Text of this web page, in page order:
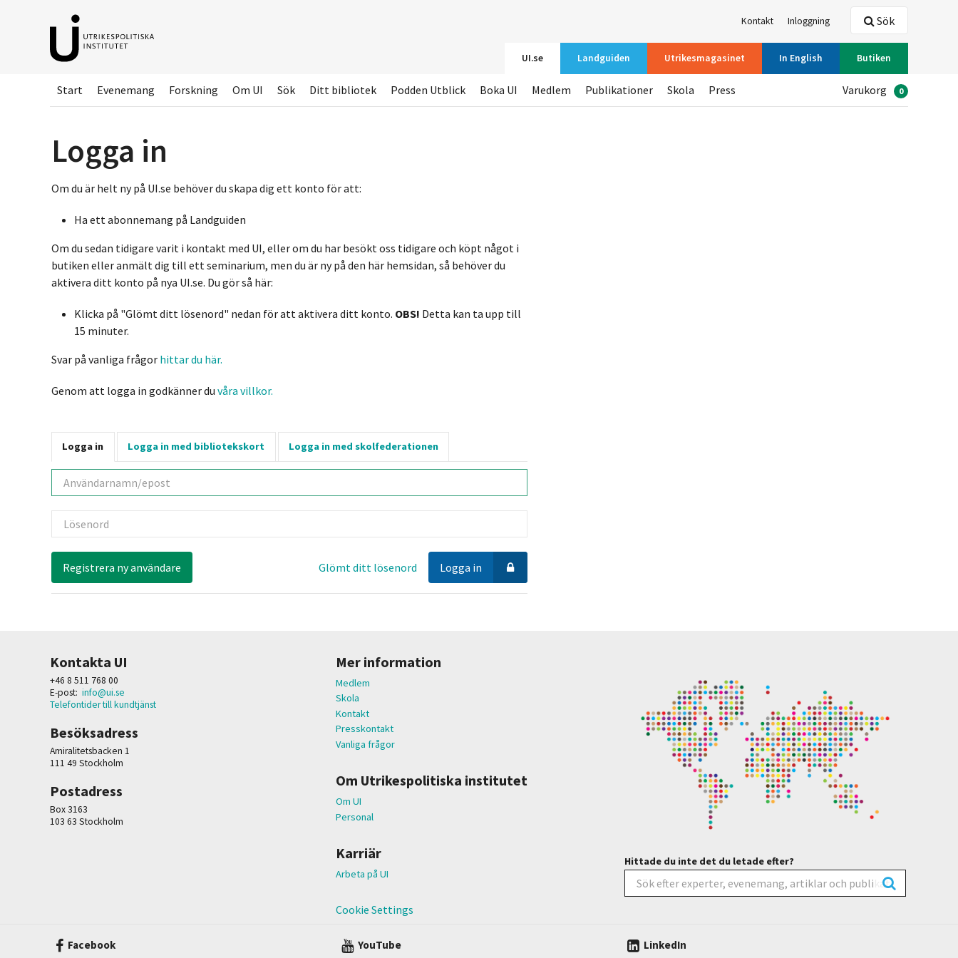
Kontakt Inloggning
UI.se Landguiden Utrikesmagasinet In English Butiken
Sök
Start Evenemang Forskning Om UI Sök Ditt bibliotek Podden Utblick Boka UI Medlem Publikationer Skola Press Varukorg 0
Logga in
Om du är helt ny på UI.se behöver du skapa dig ett konto för att:
Ha ett abonnemang på Landguiden
Om du sedan tidigare varit i kontakt med UI, eller om du har besökt oss tidigare och köpt något i
butiken eller anmält dig till ett seminarium, men du är ny på den här hemsidan, så behöver du
aktivera ditt konto på nya UI.se. Du gör så här:
Klicka på "Glömt ditt lösenord" nedan för att aktivera ditt konto. OBS! Detta kan ta upp till
15 minuter.
Svar på vanliga frågor hittar du här.
Genom att logga in godkänner du våra villkor.
Logga in Logga in med bibliotekskort Logga in med skolfederationen
Användarnamn
Lösenord
Logga in
Glömt ditt lösenord
Registrera ny användare
Kontakta UI
+46 8 511 768 00
E-post: info@ui.se
Telefontider till kundtjänst
Besöksadress
Amiralitetsbacken 1
111 49 Stockholm
Postadress
Box 3163
103 63 Stockholm
Mer information
Medlem
Skola
Kontakt
Presskontakt
Vanliga frågor
Om Utrikespolitiska institutet
Om UI
Personal
Karriär
Arbeta på UI
Cookie Settings
Hittade du inte det du letade efter?
Facebook YouTube LinkedIn